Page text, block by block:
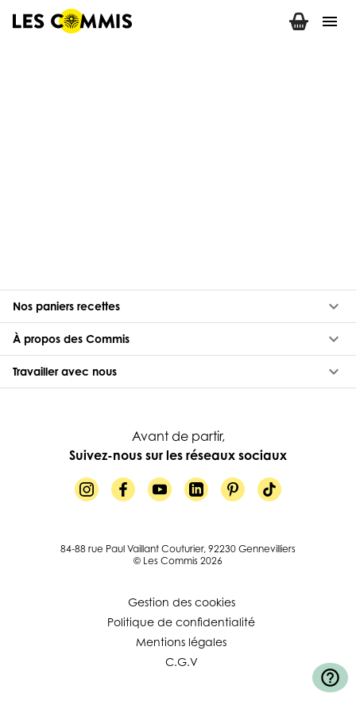
menu
Nos paniers recettes keyboard_arrow_down
À propos des Commis keyboard_arrow_down
Travailler avec nous keyboard_arrow_down
Avant de partir,
Suivez-nous sur les réseaux sociaux
84-88 rue Paul Vaillant Couturier, 92230 Gennevilliers
© Les Commis 2026
Gestion des cookies
Politique de confidentialité
Mentions légales
C.G.V
help_outline